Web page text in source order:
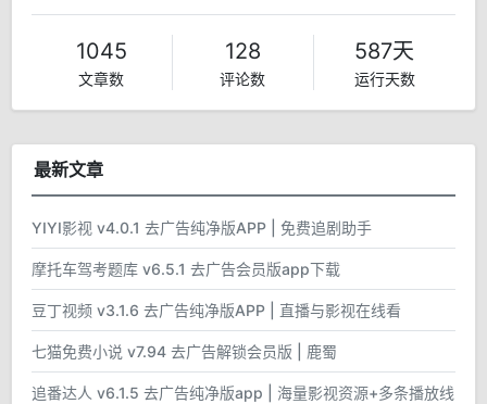
1045
文章数
128
评论数
587天
运行天数
最新文章
YIYI影视 v4.0.1 去广告纯净版APP | 免费追剧助手
摩托车驾考题库 v6.5.1 去广告会员版app下载
豆丁视频 v3.1.6 去广告纯净版APP | 直播与影视在线看
七猫免费小说 v7.94 去广告解锁会员版 | 鹿蜀
追番达人 v6.1.5 去广告纯净版app | 海量影视资源+多条播放线